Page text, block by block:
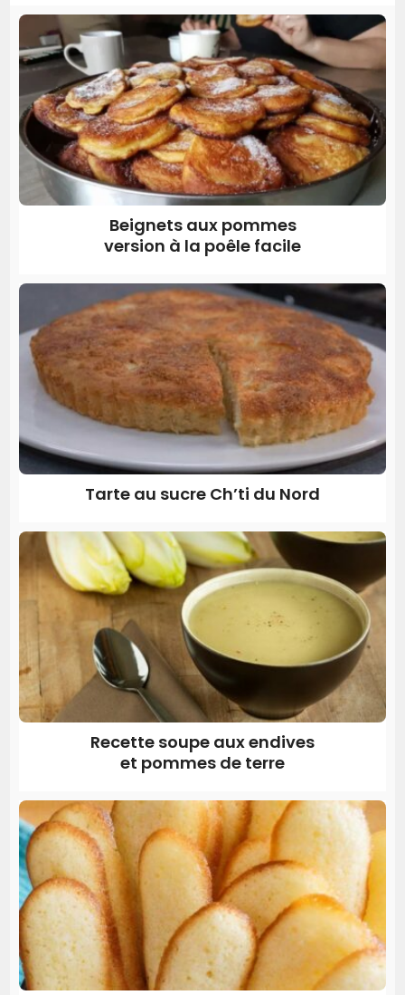
Beignets aux pommes
version à la poêle facile
Tarte au sucre Ch’ti du Nord
Recette soupe aux endives
et pommes de terre